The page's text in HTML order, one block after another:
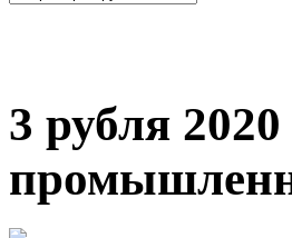
3 рубля